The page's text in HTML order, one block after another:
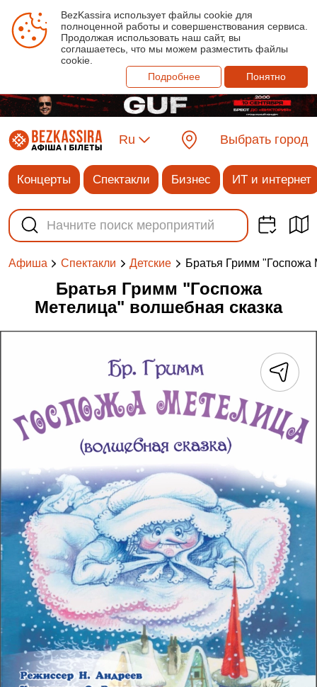
BezKassira использует файлы cookie для
полноценной работы и совершенствования сервиса.
Продолжая использовать наш сайт, вы
соглашаетесь, что мы можем разместить файлы
cookie.
Подробнее
Понятно
Ru Выбрать город
Концерты Спектакли Бизнес ИТ и интернет
Афиша Спектакли Детские Братья Гримм "Госпожа
Братья Гримм "Госпожа
Метелица" волшебная сказка